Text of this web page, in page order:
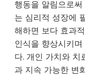
행동을 알림으로
는 심리적 성장에
해하면 보다 효과
인식을 향상시키
다. 개인 가치와
과 지속 가능한 변